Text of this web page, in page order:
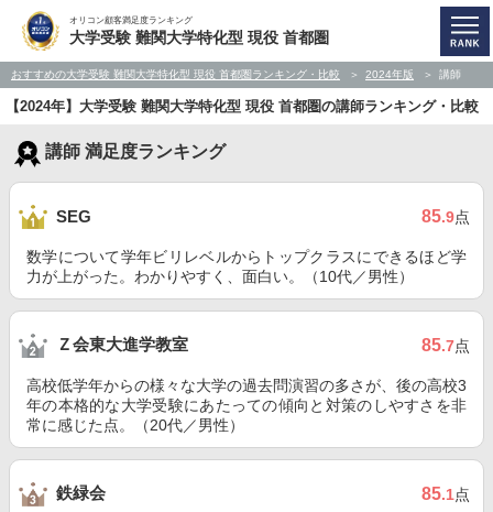
オリコン顧客満足度ランキング
大学受験 難関大学特化型 現役 首都圏
おすすめの大学受験 難関大学特化型 現役 首都圏ランキング・比較 2024年版 講師
【2024年】大学受験 難関大学特化型 現役 首都圏の講師ランキング・比較
講師 満足度ランキング
SEG 85.9点
数学について学年ビリレベルからトップクラスにできるほど学
力が上がった。わかりやすく、面白い。（10代／男性）
Ｚ会東大進学教室 85.7点
高校低学年からの様々な大学の過去問演習の多さが、後の高校3
年の本格的な大学受験にあたっての傾向と対策のしやすさを非
常に感じた点。（20代／男性）
鉄緑会 85.1点